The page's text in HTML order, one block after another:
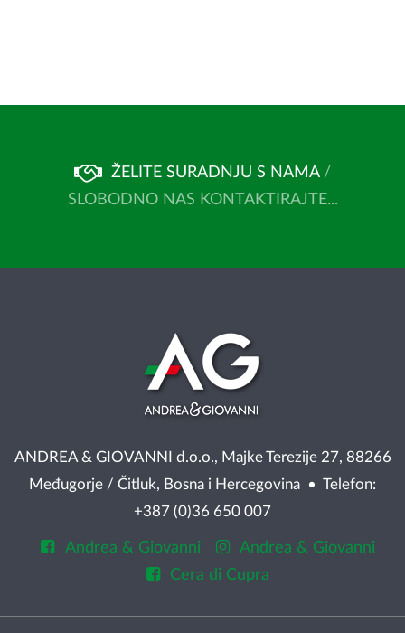
ŽELITE SURADNJU S NAMA /
SLOBODNO NAS KONTAKTIRAJTE...
ANDREA & GIOVANNI d.o.o., Majke Terezije 27, 88266
Međugorje / Čitluk, Bosna i Hercegovina • Telefon:
+387 (0)36 650 007
Andrea & Giovanni
Andrea & Giovanni
Cera di Cupra